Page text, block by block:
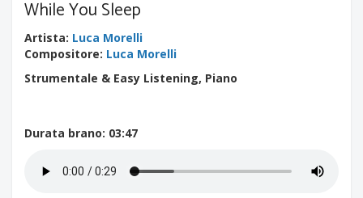
While You Sleep
Artista: Luca Morelli
Compositore: Luca Morelli
Strumentale & Easy Listening, Piano
Durata brano: 03:47